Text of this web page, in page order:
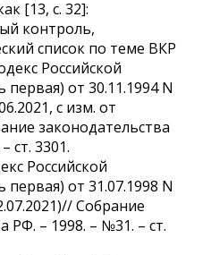
[13, c. 32]:
контроль,
список по теме ВКР
Российской
от 30.11.1994 N
с изм. от
законодательства
ст. 3301.
Российской
от 31.07.1998 N
Собрание
РФ. – 1998. – №31. – ст.